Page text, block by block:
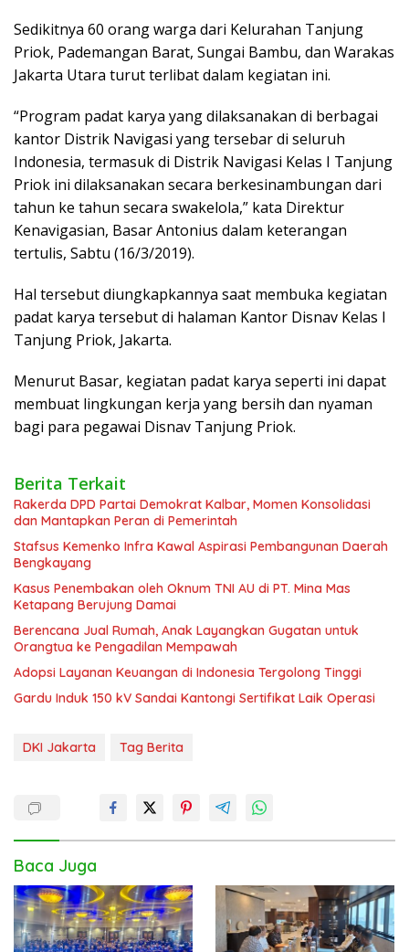
Sedikitnya 60 orang warga dari Kelurahan Tanjung
Priok, Pademangan Barat, Sungai Bambu, dan Warakas
Jakarta Utara turut terlibat dalam kegiatan ini.
“Program padat karya yang dilaksanakan di berbagai
kantor Distrik Navigasi yang tersebar di seluruh
Indonesia, termasuk di Distrik Navigasi Kelas I Tanjung
Priok ini dilaksanakan secara berkesinambungan dari
tahun ke tahun secara swakelola,” kata Direktur
Kenavigasian, Basar Antonius dalam keterangan
tertulis, Sabtu (16/3/2019).
Hal tersebut diungkapkannya saat membuka kegiatan
padat karya tersebut di halaman Kantor Disnav Kelas I
Tanjung Priok, Jakarta.
Menurut Basar, kegiatan padat karya seperti ini dapat
membuat lingkungan kerja yang bersih dan nyaman
bagi para pegawai Disnav Tanjung Priok.
Berita Terkait
Rakerda DPD Partai Demokrat Kalbar, Momen Konsolidasi
dan Mantapkan Peran di Pemerintah
Stafsus Kemenko Infra Kawal Aspirasi Pembangunan Daerah
Bengkayang
Kasus Penembakan oleh Oknum TNI AU di PT. Mina Mas
Ketapang Berujung Damai
Berencana Jual Rumah, Anak Layangkan Gugatan untuk
Orangtua ke Pengadilan Mempawah
Adopsi Layanan Keuangan di Indonesia Tergolong Tinggi
Gardu Induk 150 kV Sandai Kantongi Sertifikat Laik Operasi
DKI Jakarta Tag Berita
Baca Juga